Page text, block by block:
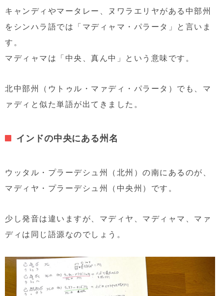
キャンディやマータレー、ヌワラエリヤがある中部州
をシンハラ語では「マディャマ・パラータ」と言いま
す。
マディャマは「中央、真ん中」という意味です。
北中部州（ウトゥル・マァディ・パラータ）でも、マ
ァディと似た単語が出てきました。
インドの中央にある州名
ウッタル・プラーデシュ州（北州）の南にあるのが、
マディヤ・プラーデシュ州（中央州）です。
少し発音は違いますが、マディヤ、マディャマ、マァ
ディは同じ語源なのでしょう。